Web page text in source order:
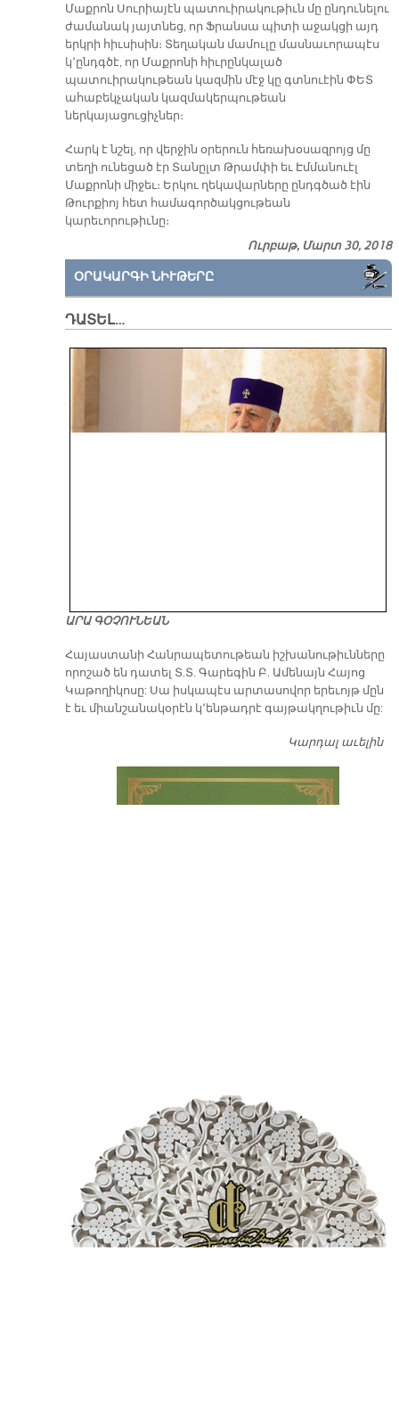
Մաքրոն Սուրիայէն պատուիրակութիւն մը ընդունելու
ժամանակ յայտնեց, որ Ֆրանսա պիտի աջակցի այդ
երկրի հիւսիսին։ Տեղական մամուլը մասնաւորապէս
կ՚ընդգծէ, որ Մաքրոնի հիւրընկալած
պատուիրակութեան կազմին մէջ կը գտնուէին ՓԵՏ
ահաբեկչական կազմակերպութեան
ներկայացուցիչներ։
Հարկ է նշել, որ վերջին օրերուն հեռախօսազրոյց մը
տեղի ունեցած էր Տանըլտ Թրամփի եւ Էմմանուէլ
Մաքրոնի միջեւ։ Երկու ղեկավարները ընդգծած էին
Թուրքիոյ հետ համագործակցութեան
կարեւորութիւնը։
Ուրբաթ, Մարտ 30, 2018
ՕՐԱԿԱՐԳԻ ՆԻՒԹԵՐԸ
ԴԱՏԵԼ…
ԱՐԱ ԳՕՉՈՒՆԵԱՆ
​Հայաստանի Հանրապետութեան իշխանութիւնները
որոշած են դատել Տ.Տ. Գարեգին Բ. Ամենայն Հայոց
Կաթողիկոսը: Սա իսկապէս արտասովոր երեւոյթ մըն
է եւ միանշանակօրէն կ՚ենթադրէ գայթակղութիւն մը:
Կարդալ աւելին